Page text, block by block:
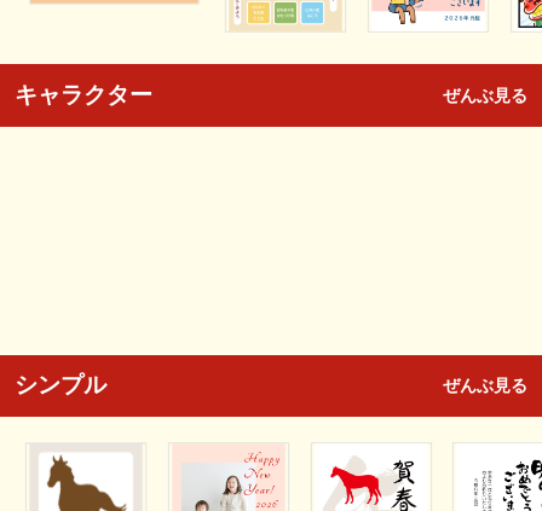
キャラクター ぜんぶ見る
シンプル ぜんぶ見る